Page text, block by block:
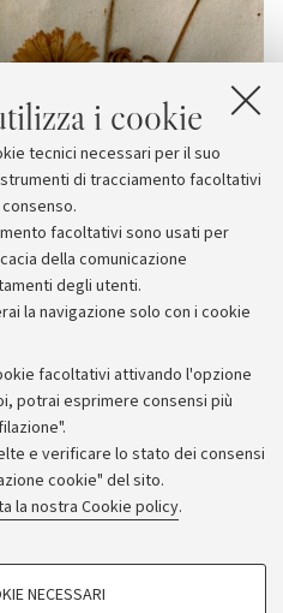
i cookie
tecnici necessari per il suo
di tracciamento facoltativi
facoltativi sono usati per
della comunicazione
degli utenti.
la navigazione solo con i cookie
facoltativi attivando l'opzione
potrai esprimere consensi più
e verificare lo stato dei consensi
cookie" del sito.
la nostra Cookie policy.
NECESSARI
stampa
stampa